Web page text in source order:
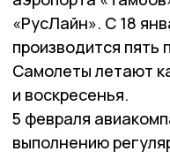
«РусЛайн». С 18
производится пять
Самолеты летают
и воскресенья.
5 февраля
выполнению